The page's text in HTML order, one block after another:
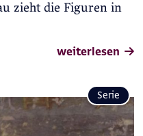
zieht die Figuren in
weiterlesen
Serie